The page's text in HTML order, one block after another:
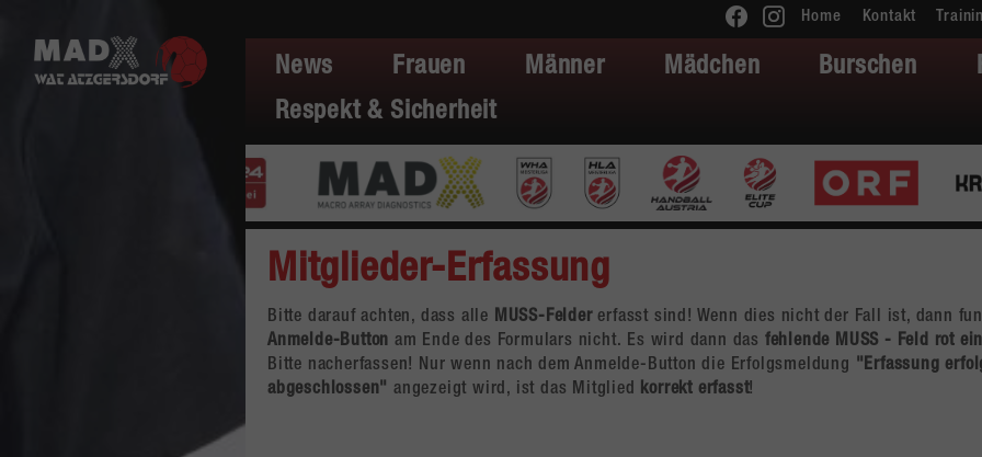
Home Kontakt
News Frauen Männer Mädchen Burschen
Respekt & Sicherheit
Mitglieder-Erfassung
Bitte darauf achten, dass alle MUSS-Feldererfasst sind! Wenn dies nicht der Fall ist, dann
Anmelde-Button am Ende des Formulars nicht. Es wird dann das fehlende MUSS - Feld rot
Bitte nacherfassen! Nur wenn nach dem Anmelde-Button die Erfolgsmeldung "Erfassung
abgeschlossen" angezeigt wird, ist das Mitglied korrekt erfasst!